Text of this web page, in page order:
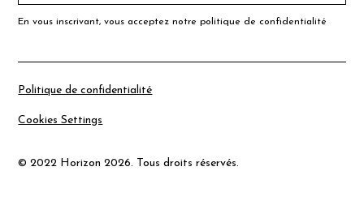
En vous inscrivant, vous acceptez notrepolitique de confidentialité
Politique de confidentialité
Cookies Settings
© 2022 Horizon 2026. Tous droits réservés.